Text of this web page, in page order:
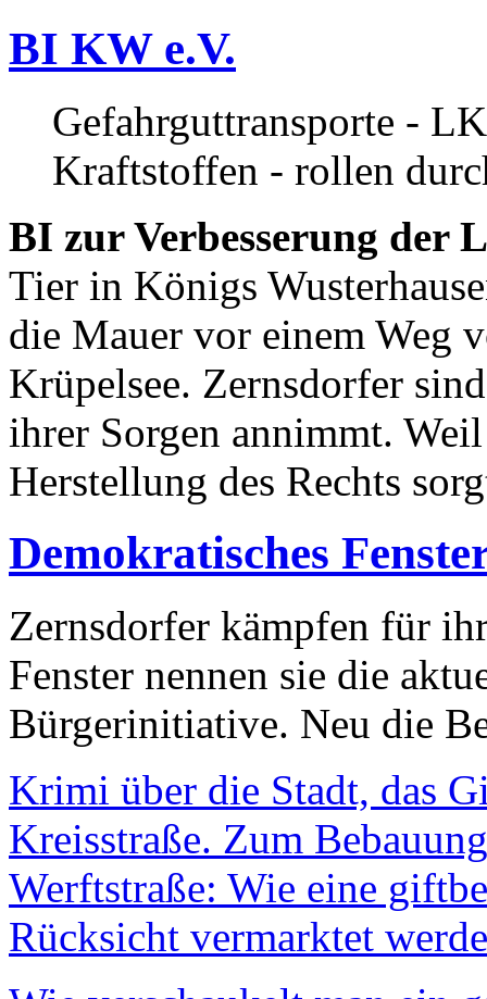
BI KW e.V.
Gefahrguttransporte -
Kraftstoffen - rollen
BI zur Verbesserung der
Tier in Königs
die Mauer vor einem Weg
Krüpelsee. Zernsdorfer
ihrer Sorgen annimmt.
Herstellung des Rechts
Demokratisches
Zernsdorfer kämpfen für
Fenster nennen sie die
Bürgerinitiative. Neu die
Krimi über die Stadt, das
Kreisstraße. Zum
Werftstraße: Wie eine
Rücksicht vermarktet